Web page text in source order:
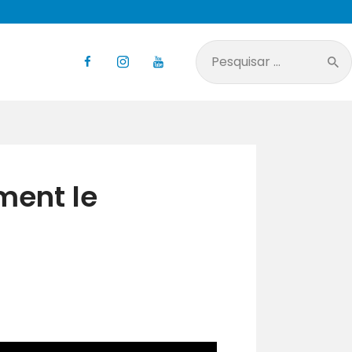
Pesquisar
por:
le